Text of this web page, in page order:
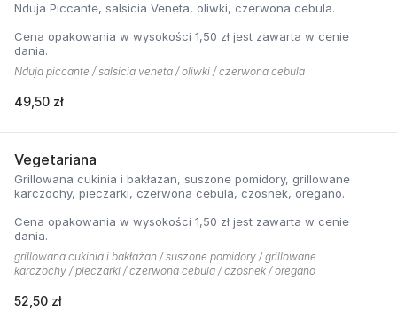
Nduja Piccante, salsicia Veneta, oliwki, czerwona cebula.
Cena opakowania w wysokości 1,50 zł jest zawarta w cenie
dania.
Nduja piccante / salsicia veneta / oliwki / czerwona cebula
49,50 zł
Vegetariana
Grillowana cukinia i bakłażan, suszone pomidory, grillowane
karczochy, pieczarki, czerwona cebula, czosnek, oregano.
Cena opakowania w wysokości 1,50 zł jest zawarta w cenie
dania.
grillowana cukinia i bakłażan / suszone pomidory / grillowane
karczochy / pieczarki / czerwona cebula / czosnek / oregano
52,50 zł